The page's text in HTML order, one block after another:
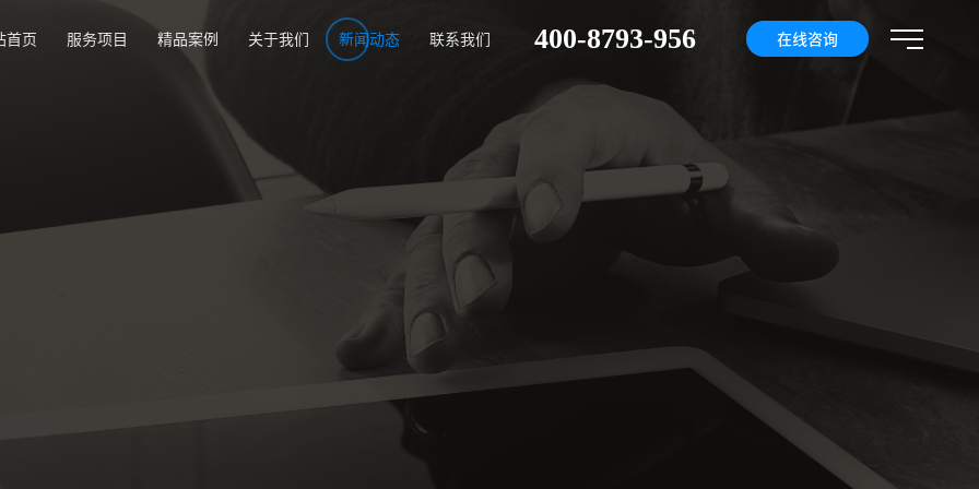
首页 服务项目 精品案例 关于我们 新闻动态 联系我们 400-8793-956 在线咨询